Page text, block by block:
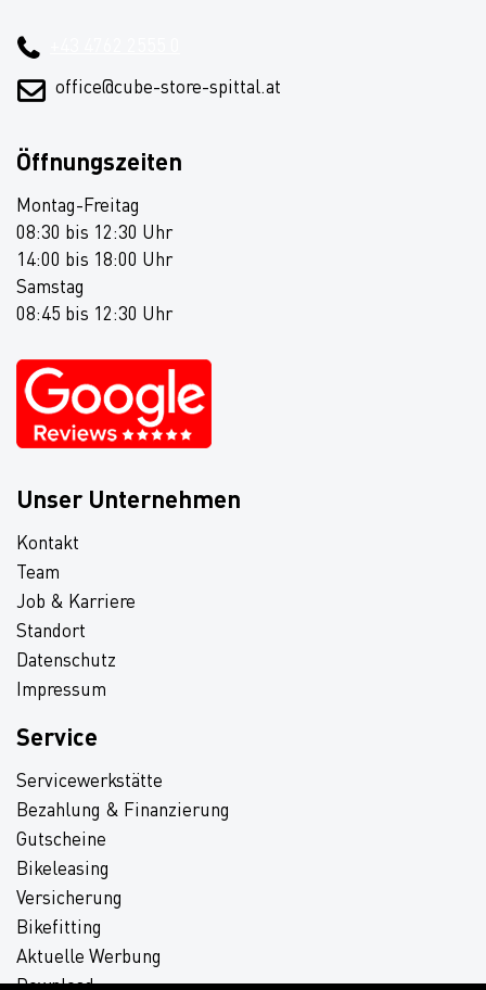
office@cube-store-spittal.at
Öffnungszeiten
Montag-Freitag
08:30 bis 12:30 Uhr
14:00 bis 18:00 Uhr
Samstag
08:45 bis 12:30 Uhr
Unser Unternehmen
Kontakt
Team
Job & Karriere
Standort
Datenschutz
Impressum
Service
Servicewerkstätte
Bezahlung & Finanzierung
Gutscheine
Bikeleasing
Versicherung
Bikefitting
Aktuelle Werbung